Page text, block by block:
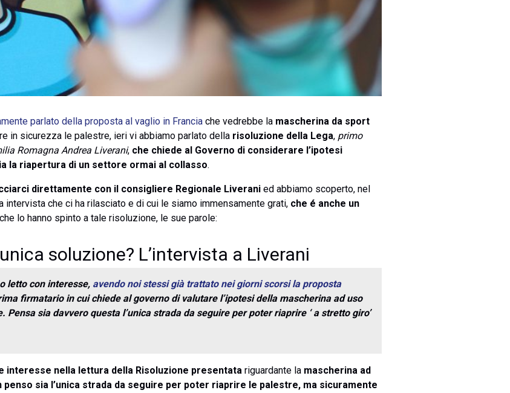
parlato della proposta al vaglio in Francia che vedrebbe la mascherina da sport
in sicurezza le palestre, ieri vi abbiamo parlato della risoluzione della Lega, primo
Romagna Andrea Liverani, che chiede al Governo di considerare l’ipotesi
la riapertura di un settore ormai al collasso.
direttamente con il consigliere Regionale Liverani ed abbiamo scoperto, nel
che ci ha rilasciato e di cui le siamo immensamente grati, che é anche un
lo hanno spinto a tale risoluzione, le sue parole:
soluzione? L’intervista a Liverani
letto con interesse, avendo noi stessi già trattato nei giorni scorsi la proposta
firmatario in cui chiede al governo di valutare l’ipotesi della mascherina ad uso
sia davvero questa l’unica strada da seguire per poter riaprire ‘ a stretto giro’
interesse nella lettura della Risoluzione presentata riguardante la mascherina ad
penso sia l’unica strada da seguire per poter riaprire le palestre, ma sicuramente